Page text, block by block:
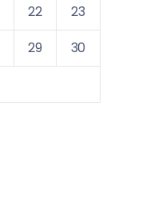
22
23
29
30